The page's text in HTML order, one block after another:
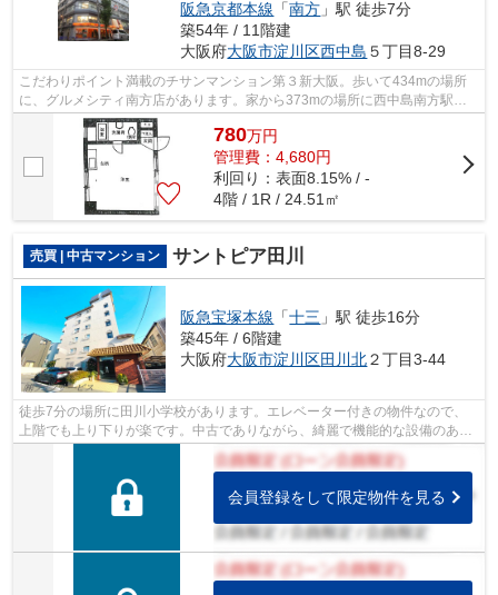
阪急京都本線 「南方 」駅 徒歩7分
築54年 / 11階建
大阪府大阪市淀川区西中島 ５丁目8-29
こだわりポイント満載のチサンマンション第３新大阪。歩いて434mの場所
に、グルメシティ南方店があります。家から373mの場所に西中島南方駅前
郵便局があります。駅から徒歩6分圏内に位...
780万円
管理費：4,680円
利回り：表面8.15% / -
4階 / 1R / 24.51㎡
売買 | 中古マンション サントピア田川
阪急宝塚本線 「十三 」駅 徒歩16分
築45年 / 6階建
大阪府大阪市淀川区田川北２丁目3-44
徒歩7分の場所に田川小学校があります。エレベーター付きの物件なので、
上階でも上り下りが楽です。中古でありながら、綺麗で機能的な設備のある
マンションです。マイホームをお求めの...
会員登録をして限定物件を見る